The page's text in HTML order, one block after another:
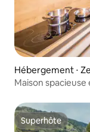
Hébergement ⋅
Maison
Superhôte
Superhôte